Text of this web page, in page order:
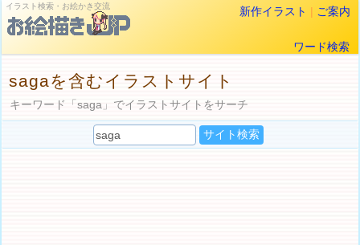
イラスト検索・お絵かき交流 新作イラスト | ご案内
ワード検索
sagaを含むイラストサイト
キーワード「saga」でイラストサイトをサーチ